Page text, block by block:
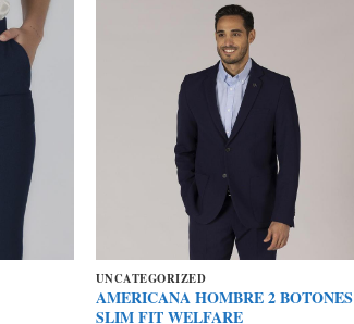
UNCATEGORIZED
AMERICANA HOMBRE 2 BOTONES
SLIM FIT WELFARE